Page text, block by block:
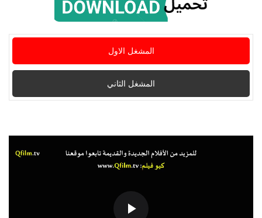
المشغل الاول
المشغل الثاني